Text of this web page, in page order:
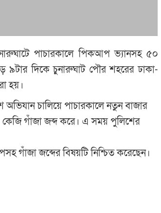
পাচারকালে পিকআপ ভ্যানসহ ৫০
৯টার দিকে চুনারুঘাট পৌর শহরের ঢাকা-
হয়।
অভিযান চালিয়ে পাচারকালে নতুন বাজার
গাঁজা জব্দ করে। এ সময় পুলিশের
গাঁজা জব্দের বিষয়টি নিশ্চিত করেছেন।